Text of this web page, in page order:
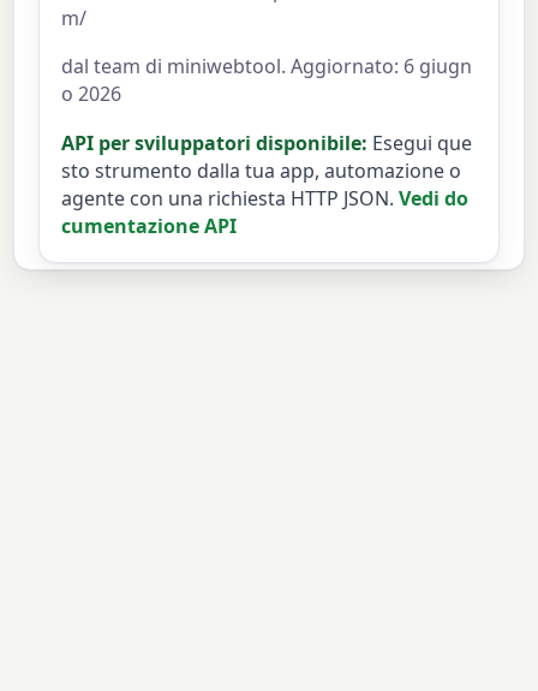
m/
dal team di miniwebtool. Aggiornato: 6 giugn
o 2026
API per sviluppatori disponibile: Esegui que
sto strumento dalla tua app, automazione o
agente con una richiesta HTTP JSON. Vedi do
cumentazione API